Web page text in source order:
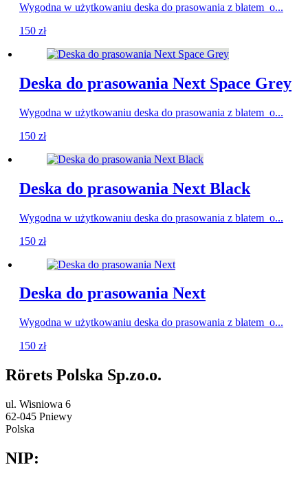
Wygodna w użytkowaniu deska do prasowania z blatem o...
150 zł
Deska do prasowania Next Space Grey
Wygodna w użytkowaniu deska do prasowania z blatem o...
150 zł
Deska do prasowania Next Black
Wygodna w użytkowaniu deska do prasowania z blatem o...
150 zł
Deska do prasowania Next
Wygodna w użytkowaniu deska do prasowania z blatem o...
150 zł
Rörets Polska Sp.zo.o.
ul. Wisniowa 6
62-045 Pniewy
Polska
NIP: